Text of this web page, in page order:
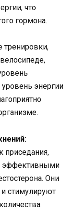
что
гормона.
тренировки,
энергии
приседания,
эффективными
Они
стимулируют